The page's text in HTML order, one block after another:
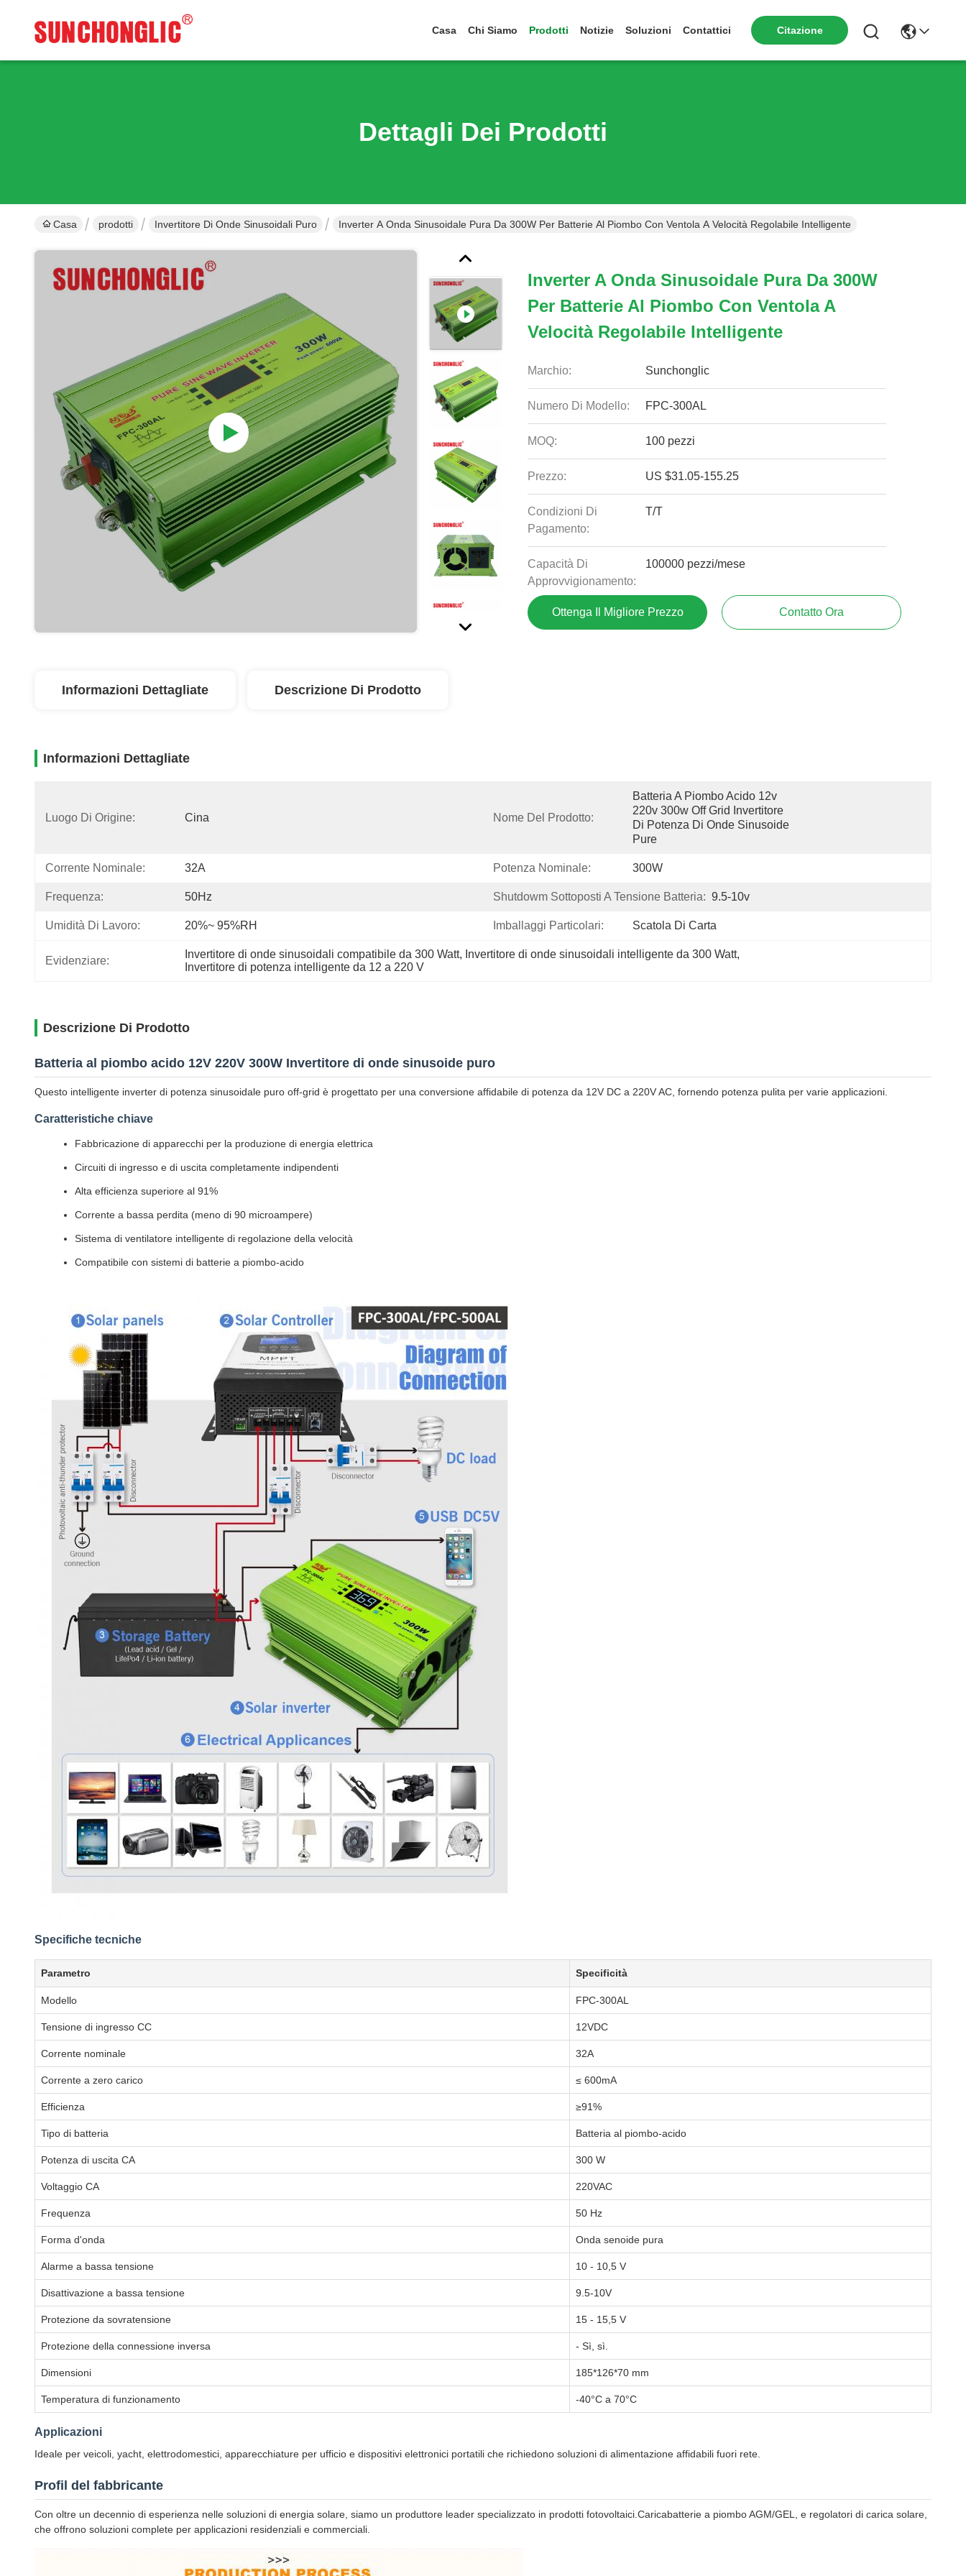
Casa Chi Siamo Prodotti Notizie Soluzioni Contattici Citazione
Dettagli Dei Prodotti
Casa prodotti Invertitore Di Onde Sinusoidali Puro Inverter A Onda Sinusoidale Pura Da 300W Per Batterie Al Piombo Con Ventola A Velocità Regolabile Intelligente
Inverter A Onda Sinusoidale Pura Da 300W
Per Batterie Al Piombo Con Ventola A
Velocità Regolabile Intelligente
Marchio: Sunchonglic
Numero Di Modello: FPC-300AL
MOQ: 100 pezzi
Prezzo: US $31.05-155.25
Condizioni Di
Pagamento:
T/T
Capacità Di
Approvvigionamento:
100000 pezzi/mese
Ottenga Il Migliore Prezzo Contatto Ora
Informazioni Dettagliate Descrizione Di Prodotto
Informazioni Dettagliate
Luogo Di Origine: Cina Nome Del Prodotto:
Batteria A Piombo Acido 12v
220v 300w Off Grid Invertitore
Di Potenza Di Onde Sinusoide
Pure
Corrente Nominale: 32A Potenza Nominale: 300W
Frequenza: 50Hz Shutdowm Sottoposti A Tensione Batteria: 9.5-10v
Umidità Di Lavoro: 20%~ 95%RH Imballaggi Particolari: Scatola Di Carta
Evidenziare:
Invertitore di onde sinusoidali compatibile da 300 Watt, Invertitore di onde sinusoidali intelligente da 300 Watt,
Invertitore di potenza intelligente da 12 a 220 V
Descrizione Di Prodotto
Batteria al piombo acido 12V 220V 300W Invertitore di onde sinusoide puro
Questo intelligente inverter di potenza sinusoidale puro off-grid è progettato per una conversione affidabile di potenza da 12V DC a 220V AC, fornendo potenza pulita per varie applicazioni.
Caratteristiche chiave
Fabbricazione di apparecchi per la produzione di energia elettrica
Circuiti di ingresso e di uscita completamente indipendenti
Alta efficienza superiore al 91%
Corrente a bassa perdita (meno di 90 microampere)
Sistema di ventilatore intelligente di regolazione della velocità
Compatibile con sistemi di batterie a piombo-acido
Specifiche tecniche
Parametro Specificità
Modello FPC-300AL
Tensione di ingresso CC 12VDC
Corrente nominale 32A
Corrente a zero carico ≤ 600mA
Efficienza ≥91%
Tipo di batteria Batteria al piombo-acido
Potenza di uscita CA 300 W
Voltaggio CA 220VAC
Frequenza 50 Hz
Forma d'onda Onda senoide pura
Alarme a bassa tensione 10 - 10,5 V
Disattivazione a bassa tensione 9.5-10V
Protezione da sovratensione 15 - 15,5 V
Protezione della connessione inversa - Sì, sì.
Dimensioni 185*126*70 mm
Temperatura di funzionamento -40°C a 70°C
Applicazioni
Ideale per veicoli, yacht, elettrodomestici, apparecchiature per ufficio e dispositivi elettronici portatili che richiedono soluzioni di alimentazione affidabili fuori rete.
Profil del fabbricante
Con oltre un decennio di esperienza nelle soluzioni di energia solare, siamo un produttore leader specializzato in prodotti fotovoltaici.Caricabatterie a piombo AGM/GEL, e regolatori di carica solare,
che offrono soluzioni complete per applicazioni residenziali e commerciali.